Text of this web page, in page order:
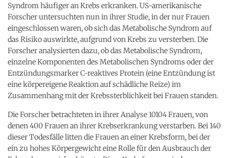
Syndrom häufiger an Krebs erkranken. US-amerikanische
Forscher untersuchten nun in ihrer Studie, in der nur Frauen
eingeschlossen waren, ob sich das Metabolische Syndrom auf
das Risiko auswirkte, aufgrund von Krebs zu versterben. Die
Forscher analysierten dazu, ob das Metabolische Syndrom,
einzelne Komponenten des Metabolischen Syndroms oder der
Entzündungsmarker C-reaktives Protein (eine Entzündung ist
eine körpereigene Reaktion auf schädliche Reize) im
Zusammenhang mit der Krebssterblichkeit bei Frauen standen.
Die Forscher betrachteten in ihrer Analyse 10104 Frauen, von
denen 400 Frauen an ihrer Krebserkrankung verstarben. Bei 140
dieser Todesfälle litten die Frauen an einer Krebsform, bei der
ein zu hohes Körpergewicht eine Rolle für den Ausbrauch der